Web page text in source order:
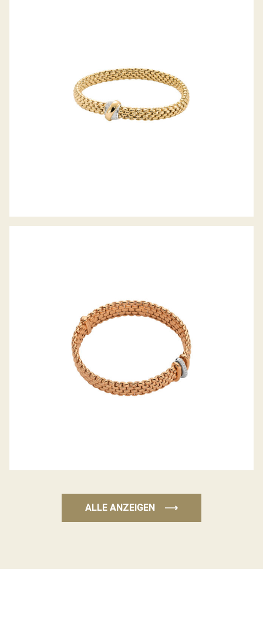
KOLLEKTION
ALLE ANZEIGEN ⟶